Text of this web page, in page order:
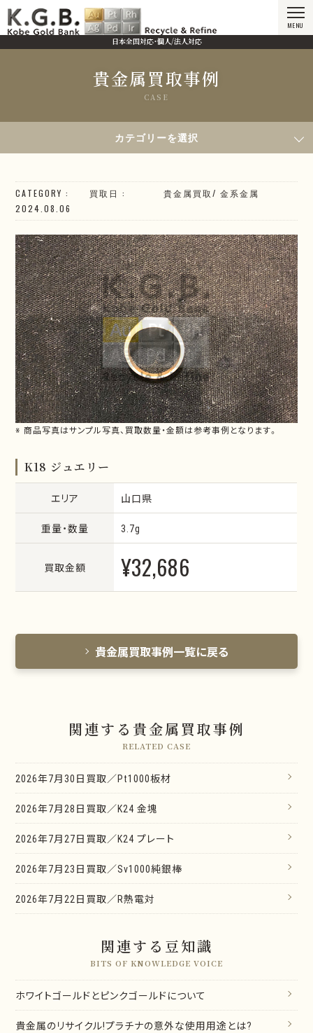
日本全国対応・個人/法人対応
MENU
貴金属買取事例
CASE
2024年8月6日買取／K18 ジュエリー
カテゴリーを選択
CATEGORY 貴金属買取/ 金系金属
買取日
2024.08.06
※ 商品写真はサンプル写真、買取数量・金額は参考事例となります。
K18 ジュエリー
エリア 山口県
重量・数量 3.7g
買取金額 ¥32,686
貴金属買取事例一覧に戻る
関連する貴金属買取事例
RELATED CASE
2026年7月30日買取／Pt1000板材
2026年7月28日買取／K24 金塊
2026年7月27日買取／K24 プレート
2026年7月23日買取／Sv1000純銀棒
2026年7月22日買取／R熱電対
関連する豆知識
BITS OF KNOWLEDGE VOICE
ホワイトゴールドとピンクゴールドについて
貴金属のリサイクル!プラチナの意外な使用用途とは?